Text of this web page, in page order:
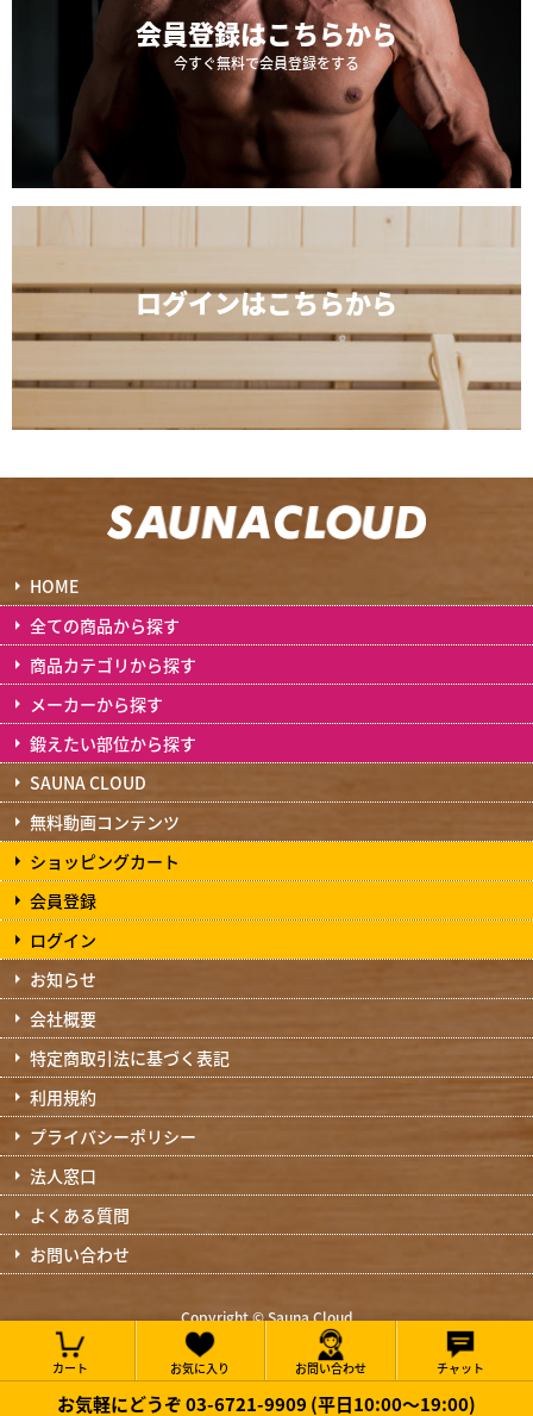
会員登録はこちらから
今すぐ無料で会員登録をする
ログインはこちらから
HOME
全ての商品から探す
商品カテゴリから探す
メーカーから探す
鍛えたい部位から探す
SAUNA CLOUD
無料動画コンテンツ
ショッピングカート
会員登録
ログイン
お知らせ
会社概要
特定商取引法に基づく表記
利用規約
プライバシーポリシー
法人窓口
よくある質問
お問い合わせ
Copyright © Sauna Cloud
All Rights Reserved.
お気軽にどうぞ 03-6721-9909 (平日10:00～19:00)
カート お気に入り お問い合わせ チャット